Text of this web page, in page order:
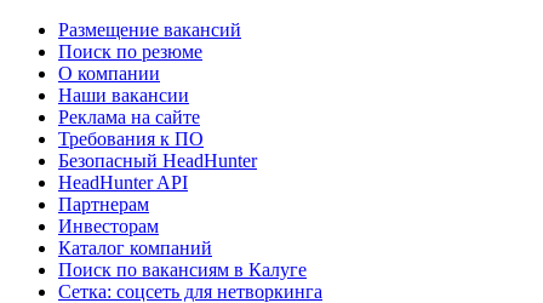
Размещение вакансий
Поиск по резюме
О компании
Наши вакансии
Реклама на сайте
Требования к ПО
Безопасный HeadHunter
HeadHunter API
Партнерам
Инвесторам
Каталог компаний
Поиск по вакансиям в Калуге
Сетка: соцсеть для нетворкинга